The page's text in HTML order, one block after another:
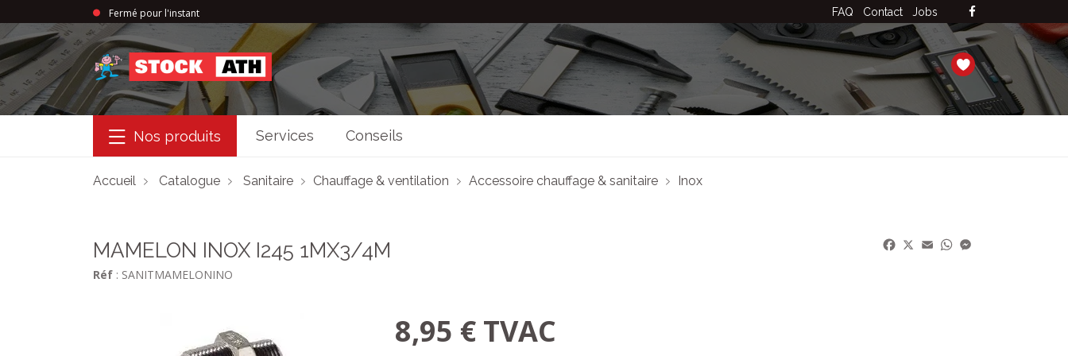
Fermé pour l'instant FAQ Contact Jobs
StockAth
Nos produits Services Conseils
Accueil Catalogue Sanitaire Chauffage & ventilation Accessoire chauffage & sanitaire Inox
MAMELON INOX I245 1MX3/4M
Réf : SANITMAMELONINO
Facebook
X EmailWhatsApp
8,95 € TVAC